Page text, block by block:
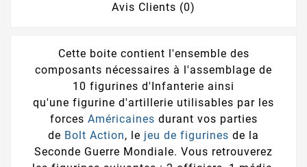
Avis Clients (0)
Cette boite contient l'ensemble des
composants nécessaires à l'assemblage de
10 figurines d'Infanterie ainsi
qu'une figurine d'artillerie utilisables par les
forces Américaines durant vos parties
de Bolt Action, le jeu de figurines de la
Seconde Guerre Mondiale. Vous retrouverez